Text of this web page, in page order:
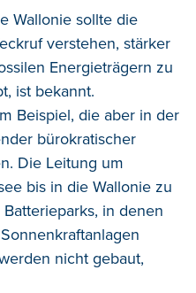
Wallonie sollte die
verstehen, stärker
Energieträgern zu
ist bekannt.
Beispiel, die aber in der
bürokratischer
Die Leitung um
bis in die Wallonie zu
in denen
nicht gebaut,